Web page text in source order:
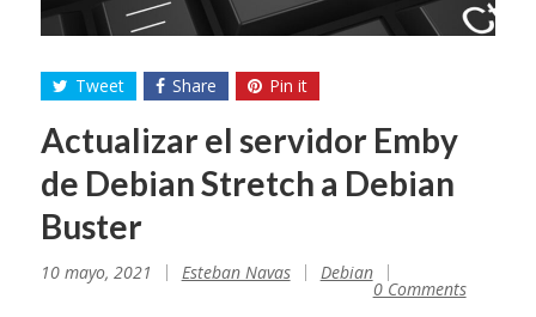
Tweet Share Pin it
Actualizar el servidor Emby
de Debian Stretch a Debian
Buster
10 mayo, 2021 Esteban Navas Debian
0 Comments